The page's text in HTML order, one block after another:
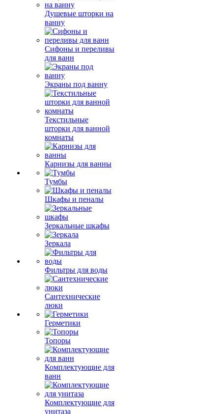
Душевые шторки на
ванну
Сифоны и переливы
для ванн
Экраны под ванну
Текстильные
шторки для ванной
комнаты
Карнизы для ванны
Тумбы
Шкафы и пеналы
Зеркальные шкафы
Зеркала
Фильтры для воды
Сантехнические
люки
Герметики
Топоры
Комплектующие для
ванн
Комплектующие для
унитаза